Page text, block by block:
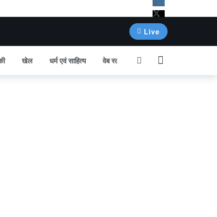
Live
खेल धर्म एवं साहित्य वेब स्टोरी अन्य खबर